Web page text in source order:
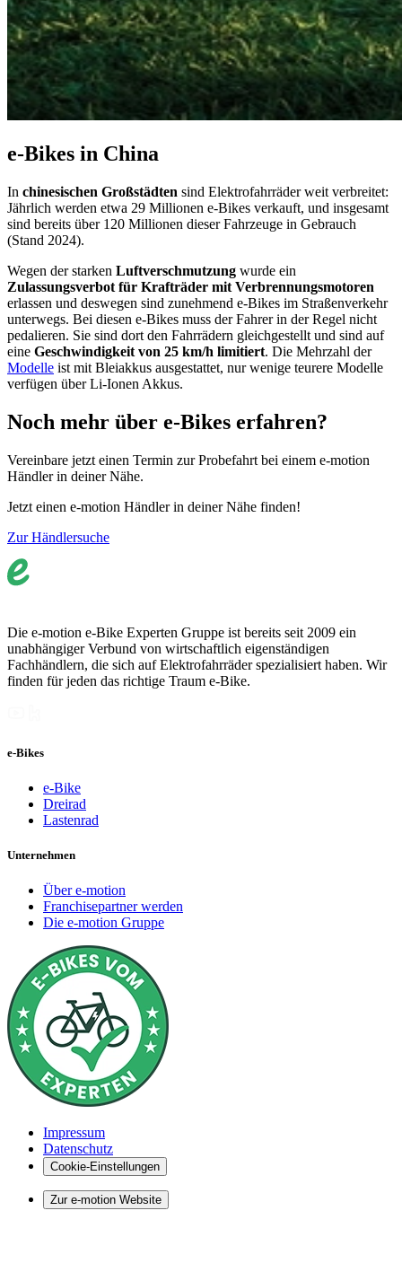
e-Bikes in China
In chinesischen Großstädten sind Elektrofahrräder weit verbreitet:
Jährlich werden etwa 29 Millionen e-Bikes verkauft, und insgesamt
sind bereits über 120 Millionen dieser Fahrzeuge in Gebrauch
(Stand 2024).
Wegen der starken Luftverschmutzung wurde ein
Zulassungsverbot für Krafträder mit Verbrennungsmotoren
erlassen und deswegen sind zunehmend e-Bikes im Straßenverkehr
unterwegs. Bei diesen e-Bikes muss der Fahrer in der Regel nicht
pedalieren. Sie sind dort den Fahrrädern gleichgestellt und sind auf
eine Geschwindigkeit von 25 km/h limitiert. Die Mehrzahl der
Modelle ist mit Bleiakkus ausgestattet, nur wenige teurere Modelle
verfügen über Li-Ionen Akkus.
Noch mehr über e-Bikes erfahren?
Vereinbare jetzt einen Termin zur Probefahrt bei einem e-motion
Händler in deiner Nähe.
Jetzt einen e-motion Händler in deiner Nähe finden!
Zur Händlersuche
Die e-motion e-Bike Experten Gruppe ist bereits seit 2009 ein
unabhängiger Verbund von wirtschaftlich eigenständigen
Fachhändlern, die sich auf Elektrofahrräder spezialisiert haben. Wir
finden für jeden das richtige Traum e-Bike.
e-Bikes
e-Bike
Dreirad
Lastenrad
Unternehmen
Über e-motion
Franchisepartner werden
Die e-motion Gruppe
Impressum
Datenschutz
Cookie-Einstellungen
Zur e-motion Website